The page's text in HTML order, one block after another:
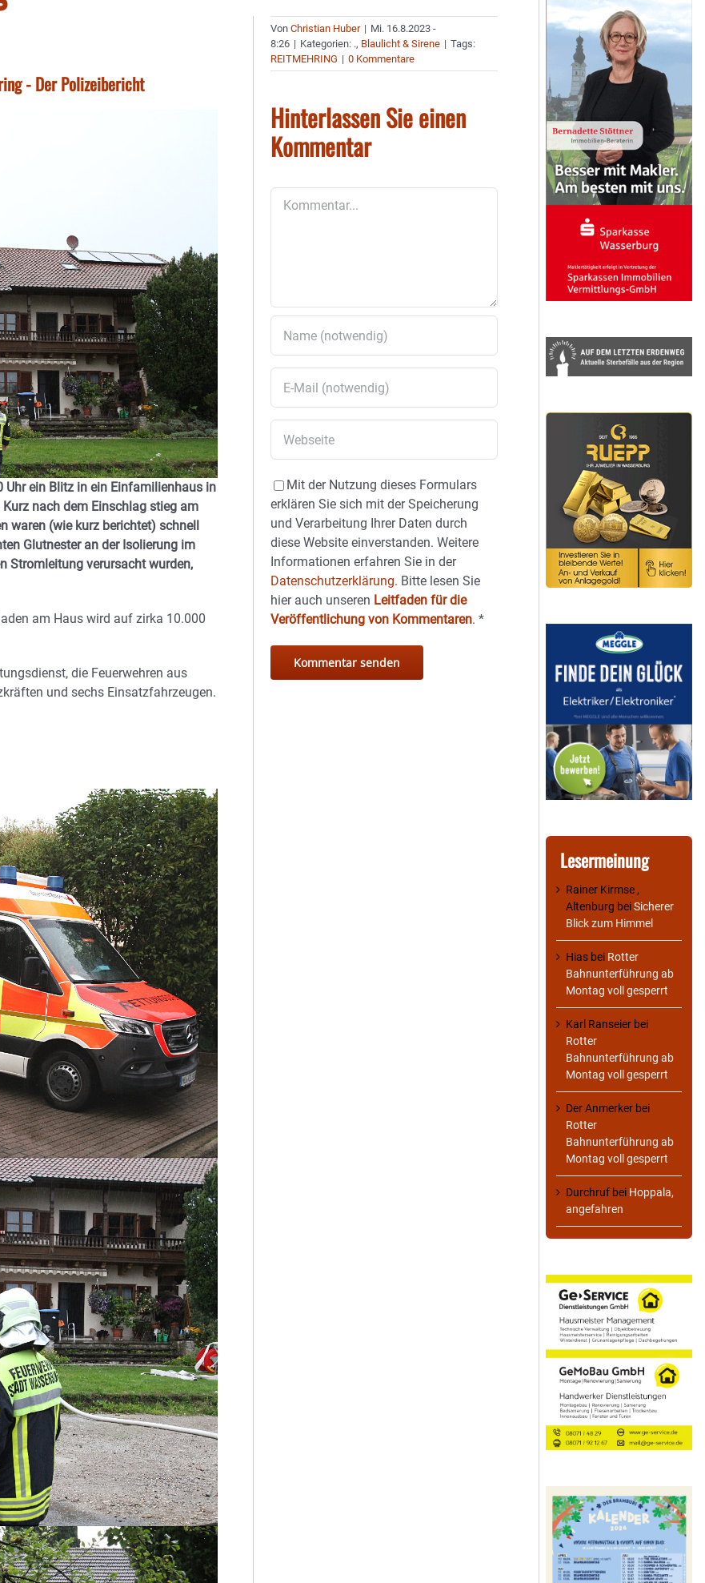
- Der Polizeibericht
Uhr ein Blitz in ein Einfamilienhaus in
nach dem Einschlag stieg am
waren (wie kurz berichtet) schnell
Glutnester an der Isolierung im
Stromleitung verursacht wurden,
am Haus wird auf zirka 10.000
die Feuerwehren aus
und sechs Einsatzfahrzeugen.
VonChristian Huber | Mi. 16.8.2023 -
8:26 | Kategorien: ., Blaulicht & Sirene | Tags:
REITMEHRING | 0 Kommentare
Hinterlassen Sie einen
Kommentar
Mit der Nutzung dieses Formulars
erklären Sie sich mit der Speicherung
und Verarbeitung Ihrer Daten durch
diese Website einverstanden. Weitere
Informationen erfahren Sie in der
Datenschutzerklärung. Bitte lesen Sie
hier auch unseren Leitfaden für die
Veröffentlichung von Kommentaren.*
Lesermeinung
Rainer Kirmse ,
Altenburg beiSicherer
Blick zum Himmel
Hias bei Rotter
Bahnunterführung ab
Montag voll gesperrt
Karl Ranseier bei
Rotter
Bahnunterführung ab
Montag voll gesperrt
Der Anmerker bei
Rotter
Bahnunterführung ab
Montag voll gesperrt
Durchruf bei Hoppala,
angefahren